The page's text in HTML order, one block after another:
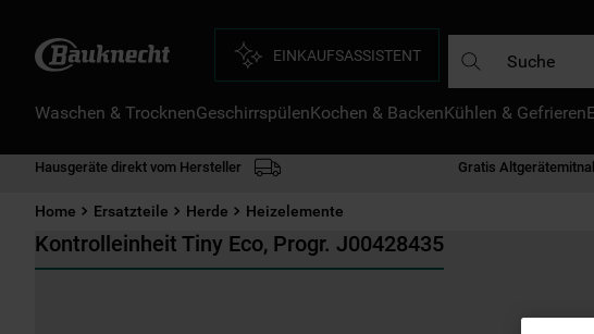
EINKAUFSASSISTENT
Waschen & TrocknenGeschirrspülenKochen & BackenKühlen & Gefrieren
Hausgeräte direkt vom Hersteller Gratis
Home Ersatzteile Herde Heizelemente
Kontrolleinheit Tiny Eco, Progr. J00428435
DIE